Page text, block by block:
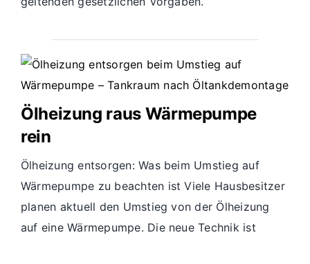
Ölheizung raus Wärmepumpe
rein
Ölheizung entsorgen: Was beim Umstieg auf
Wärmepumpe zu beachten ist Viele Hausbesitzer
planen aktuell den Umstieg von der Ölheizung
auf eine Wärmepumpe. Die neue Technik ist